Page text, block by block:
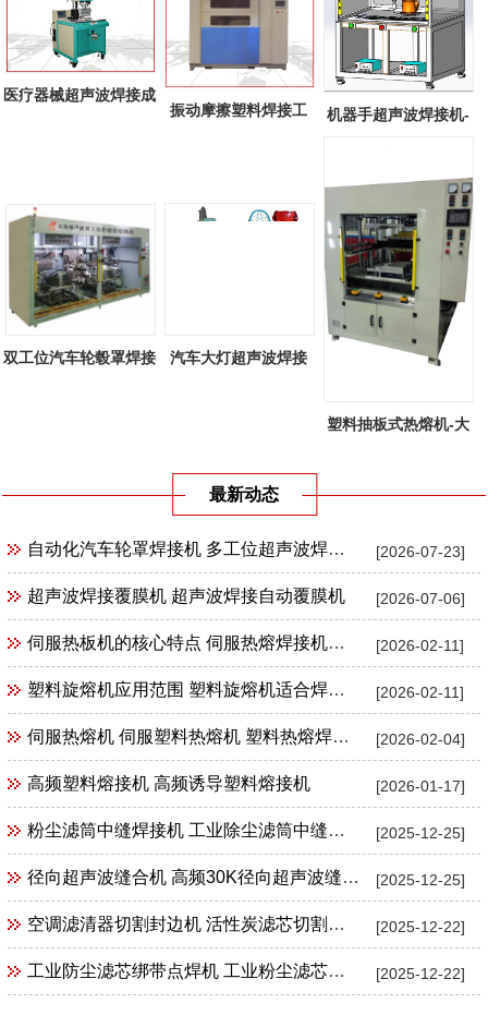
医疗器械超声波焊接成
振动摩擦塑料焊接工
机器手超声波焊接机-
双工位汽车轮毂罩焊接
汽车大灯超声波焊接
塑料抽板式热熔机-大
最新动态
[2026-07-23]
自动化汽车轮罩焊接机 多工位超声波焊接机
[2026-07-06]
超声波焊接覆膜机 超声波焊接自动覆膜机
[2026-02-11]
伺服热板机的核心特点 伺服热熔焊接机特点
[2026-02-11]
塑料旋熔机应用范围 塑料旋熔机适合焊接产品范围
[2026-02-04]
伺服热熔机 伺服塑料热熔机 塑料热熔焊接机
[2026-01-17]
高频塑料熔接机 高频诱导塑料熔接机
[2025-12-25]
粉尘滤筒中缝焊接机 工业除尘滤筒中缝焊接机 工业粉尘滤筒滤芯中缝焊接机
[2025-12-25]
径向超声波缝合机 高频30K径向超声波缝合机花边机封口机包边机
[2025-12-22]
空调滤清器切割封边机 活性炭滤芯切割封边机
[2025-12-22]
工业防尘滤芯绑带点焊机 工业粉尘滤芯束带绑带超声波点焊机